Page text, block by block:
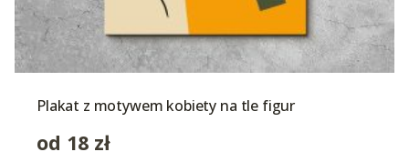
Plakat z motywem kobiety na tle figur
od 18 zł